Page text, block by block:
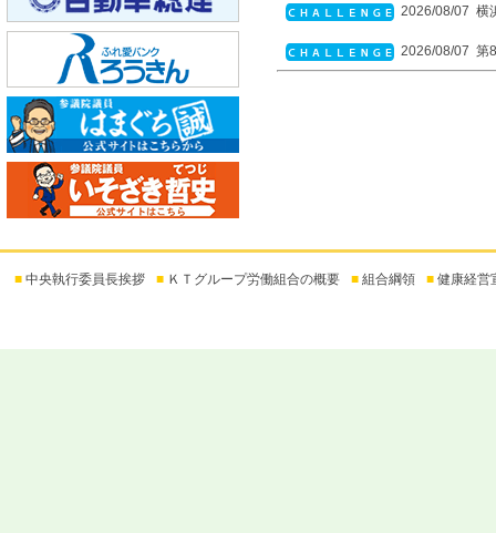
2026/08/07 横
2026/08/07 第
2026/08/04 第
■ 中央執行委員長挨拶 ■ ＫＴグループ労働組合の概要 ■ 組合綱領 ■ 健康経営